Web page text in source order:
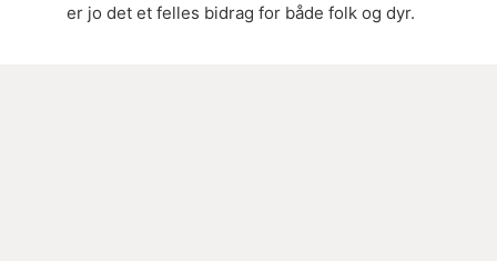
er jo det et felles bidrag for både folk og dyr.